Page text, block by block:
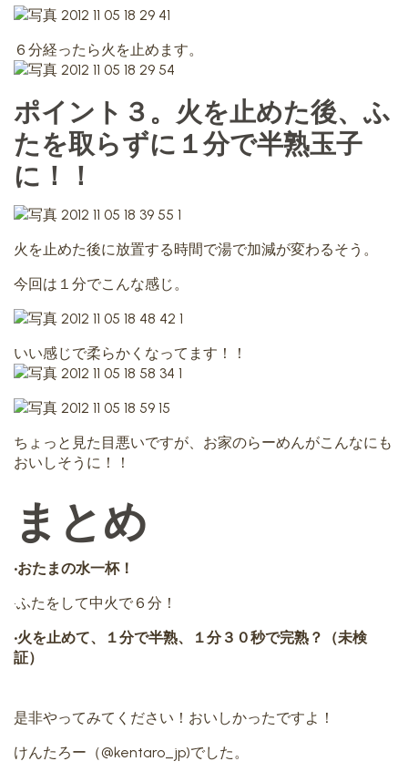
６分経ったら火を止めます。
ポイント３。火を止めた後、ふ
たを取らずに１分で半熟玉子
に！！
火を止めた後に放置する時間で湯で加減が変わるそう。
今回は１分でこんな感じ。
いい感じで柔らかくなってます！！
ちょっと見た目悪いですが、お家のらーめんがこんなにも
おいしそうに！！
まとめ
•おたまの水一杯！
•ふたをして中火で６分！
•火を止めて、１分で半熟、１分３０秒で完熟？（未検
証）
是非やってみてください！おいしかったですよ！
けんたろー（@kentaro_jp)でした。